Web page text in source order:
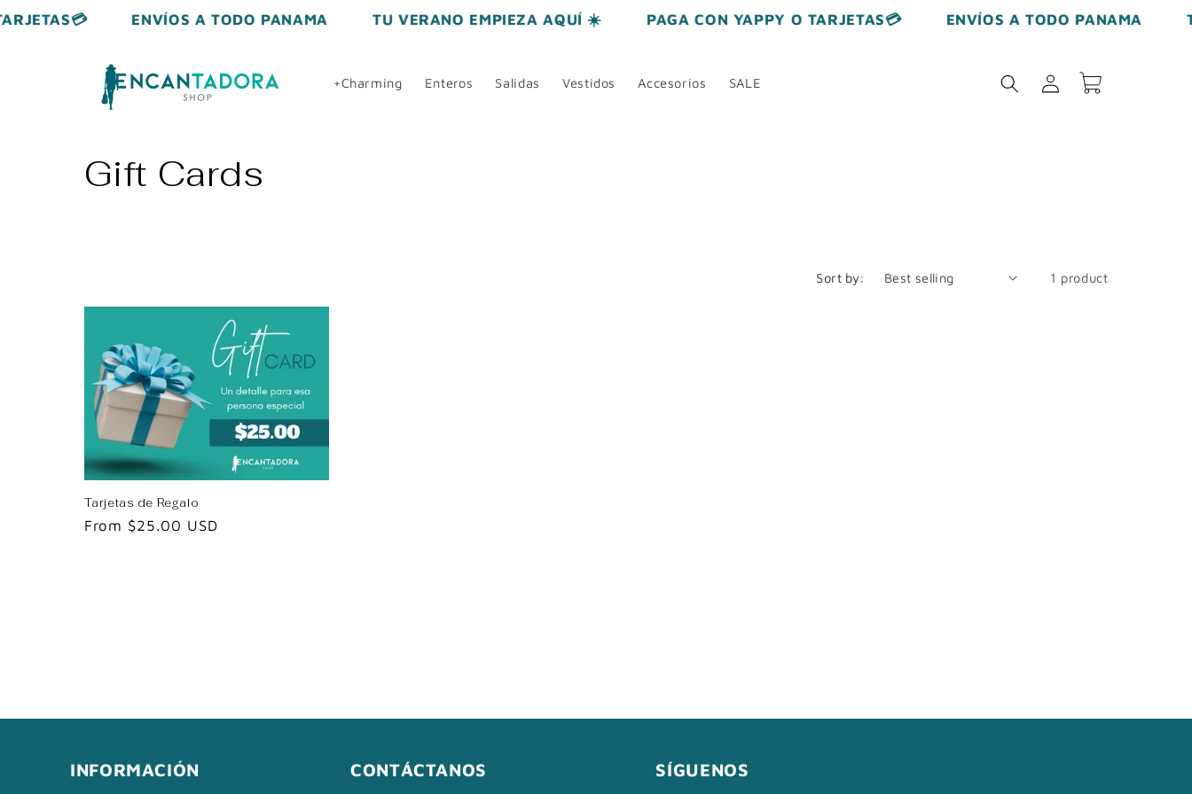
Skip to
content
ENVÍOS A TODO PANAMA TU VERANO EMPIEZA AQUÍ ☀️ PAGA CON YAPPY O TARJETAS💳 ENVÍOS A TODO PANAMA
+Charming Enteros Salidas Vestidos Accesorios SALE
Log
in
Cart
C
l
e
c
t
i
o
Gift Cards
Sort by: 1 product
Tarjetas de Regalo
Regular
From $25.00 USD
INFORMACIÓN SÍGUENOS
CONTÁCTANOS